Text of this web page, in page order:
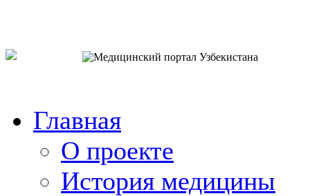
Главная
О проекте
История медицины